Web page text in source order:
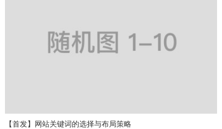
【首发】网站关键词的选择与布局策略